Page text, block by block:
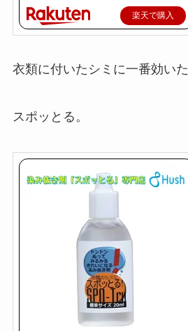
楽天で購入
衣類に付いたシミに一番効いた
スポッとる。